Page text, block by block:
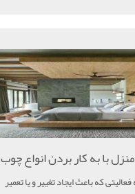
با به کار بردن انواع چوب
که باعث ایجاد تغییر و یا تعمیر